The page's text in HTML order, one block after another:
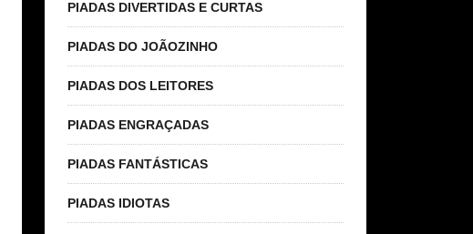
PIADAS DIVERTIDAS E CURTAS
PIADAS DO JOÃOZINHO
PIADAS DOS LEITORES
PIADAS ENGRAÇADAS
PIADAS FANTÁSTICAS
PIADAS IDIOTAS